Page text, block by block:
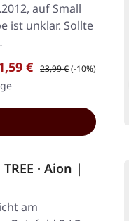
auf Small
ist unklar. Sollte
€ Regulärer Preis:
23,99 €(-10%)
· Aion |
am